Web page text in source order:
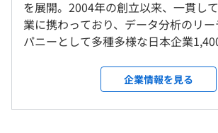
「マテリアルズ・インフォマティクス（
た解析サービスの立ち上げを支援。
「Rtoaster」の導入事例。常時100本、
のルールベースレコメンドを実現。
＜変更範囲＞
変更なし
受動喫煙防止措置に関する事項
屋内禁煙（屋外に喫煙場所あり）
フレックスタイム制（コアタイム11：
標準勤務時間：8時間/日
休憩時間：60分 ※昼食時間は業務の都
平均残業時間：平均10時間42分／月
プのために活用出来る制度です。多くの
キルアップに努めています。
・『BOOK-AID』業務に必要な書籍であ
購入サポートします。
メンター制度の有無
あり
を展開。2004年の創立以来、一貫し
業に携わっており、データ分析のリ
パニーとして多種多様な日本企業
す。「データ活用の促進を通じて持続
くる」をミッションとして、「ビッグ
う言葉もない時代からデータの重要
企業情報を見る